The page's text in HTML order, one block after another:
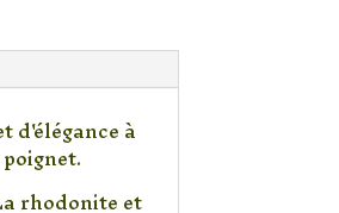
d'élégance à
rhodonite et